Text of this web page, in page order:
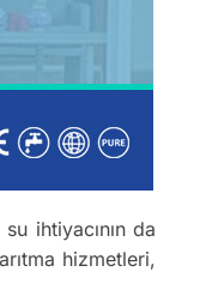
ihtiyacının da
hizmetleri,